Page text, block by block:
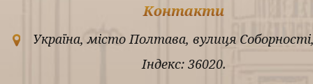
Контакти
Україна, місто Полтава, вулиця
Індекс: 36020.